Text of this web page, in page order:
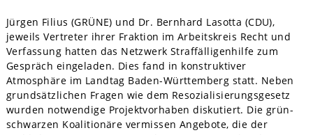
Jürgen Filius (GRÜNE) und Dr. Bernhard Lasotta (CDU),
jeweils Vertreter ihrer Fraktion im Arbeitskreis Recht und
Verfassung hatten das Netzwerk Straffälligenhilfe zum
Gespräch eingeladen. Dies fand in konstruktiver
Atmosphäre im Landtag Baden-Württemberg statt. Neben
grundsätzlichen Fragen wie dem Resozialisierungsgesetz
wurden notwendige Projektvorhaben diskutiert. Die grün-
schwarzen Koalitionäre vermissen Angebote, die der